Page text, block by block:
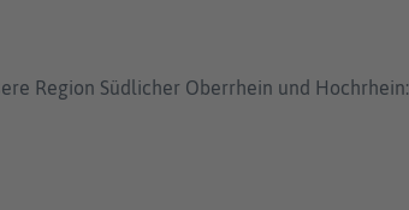
Region Südlicher Oberrhein und Hochrhein: